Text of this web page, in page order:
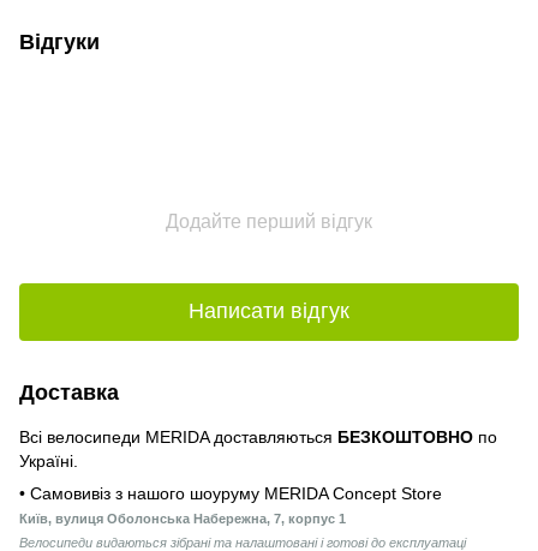
Відгуки
Додайте перший відгук
Написати відгук
Доставка
Всі велосипеди MERIDA доставляються БЕЗКОШТОВНО по
Україні.
• Самовивіз з нашого шоуруму MERIDA Concept Store
Київ, вулиця Оболонська Набережна, 7, корпус 1
Велосипеди видаються зібрані та налаштовані і готові до експлуатаці